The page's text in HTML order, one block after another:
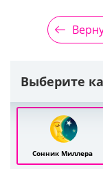
Выберите
Сонник Миллера